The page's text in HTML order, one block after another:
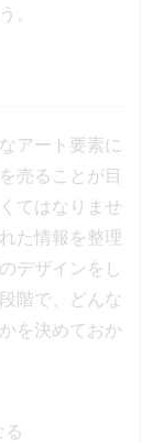
。
アート要素に
売ることが目
てはなりませ
た情報を整理
デザインをし
階で、どんな
を決めておか